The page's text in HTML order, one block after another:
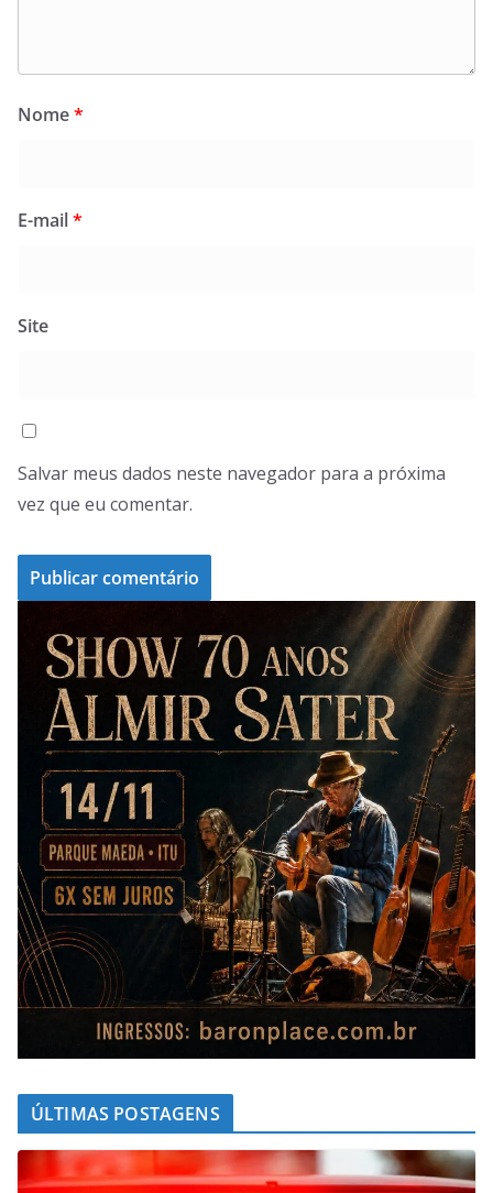
Nome*
E-mail*
Site
Salvar meus dados neste navegador para a próxima
vez que eu comentar.
ÚLTIMAS POSTAGENS